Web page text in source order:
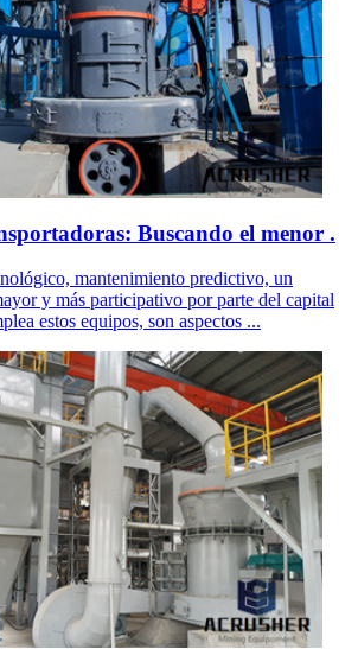
Buscando el menor .
mantenimiento predictivo, un
y más participativo por parte del capital
estos equipos, son aspectos ...